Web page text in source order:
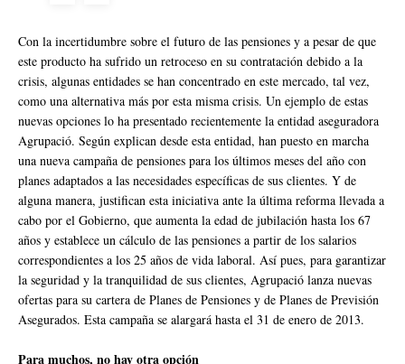
Con la incertidumbre sobre el futuro de las pensiones y a pesar de que
este producto ha sufrido un retroceso en su contratación debido a la
crisis, algunas entidades se han concentrado en este mercado, tal vez,
como una alternativa más por esta misma crisis. Un ejemplo de estas
nuevas opciones lo ha presentado recientemente la entidad aseguradora
Agrupació. Según explican desde esta entidad, han puesto en marcha
una nueva campaña de pensiones para los últimos meses del año con
planes adaptados a las necesidades específicas de sus clientes. Y de
alguna manera, justifican esta iniciativa ante la última reforma llevada a
cabo por el Gobierno, que aumenta la edad de jubilación hasta los 67
años y establece un cálculo de las pensiones a partir de los salarios
correspondientes a los 25 años de vida laboral. Así pues, para garantizar
la seguridad y la tranquilidad de sus clientes, Agrupació lanza nuevas
ofertas para su cartera de Planes de Pensiones y de Planes de Previsión
Asegurados. Esta campaña se alargará hasta el 31 de enero de 2013.
Para muchos, no hay otra opción